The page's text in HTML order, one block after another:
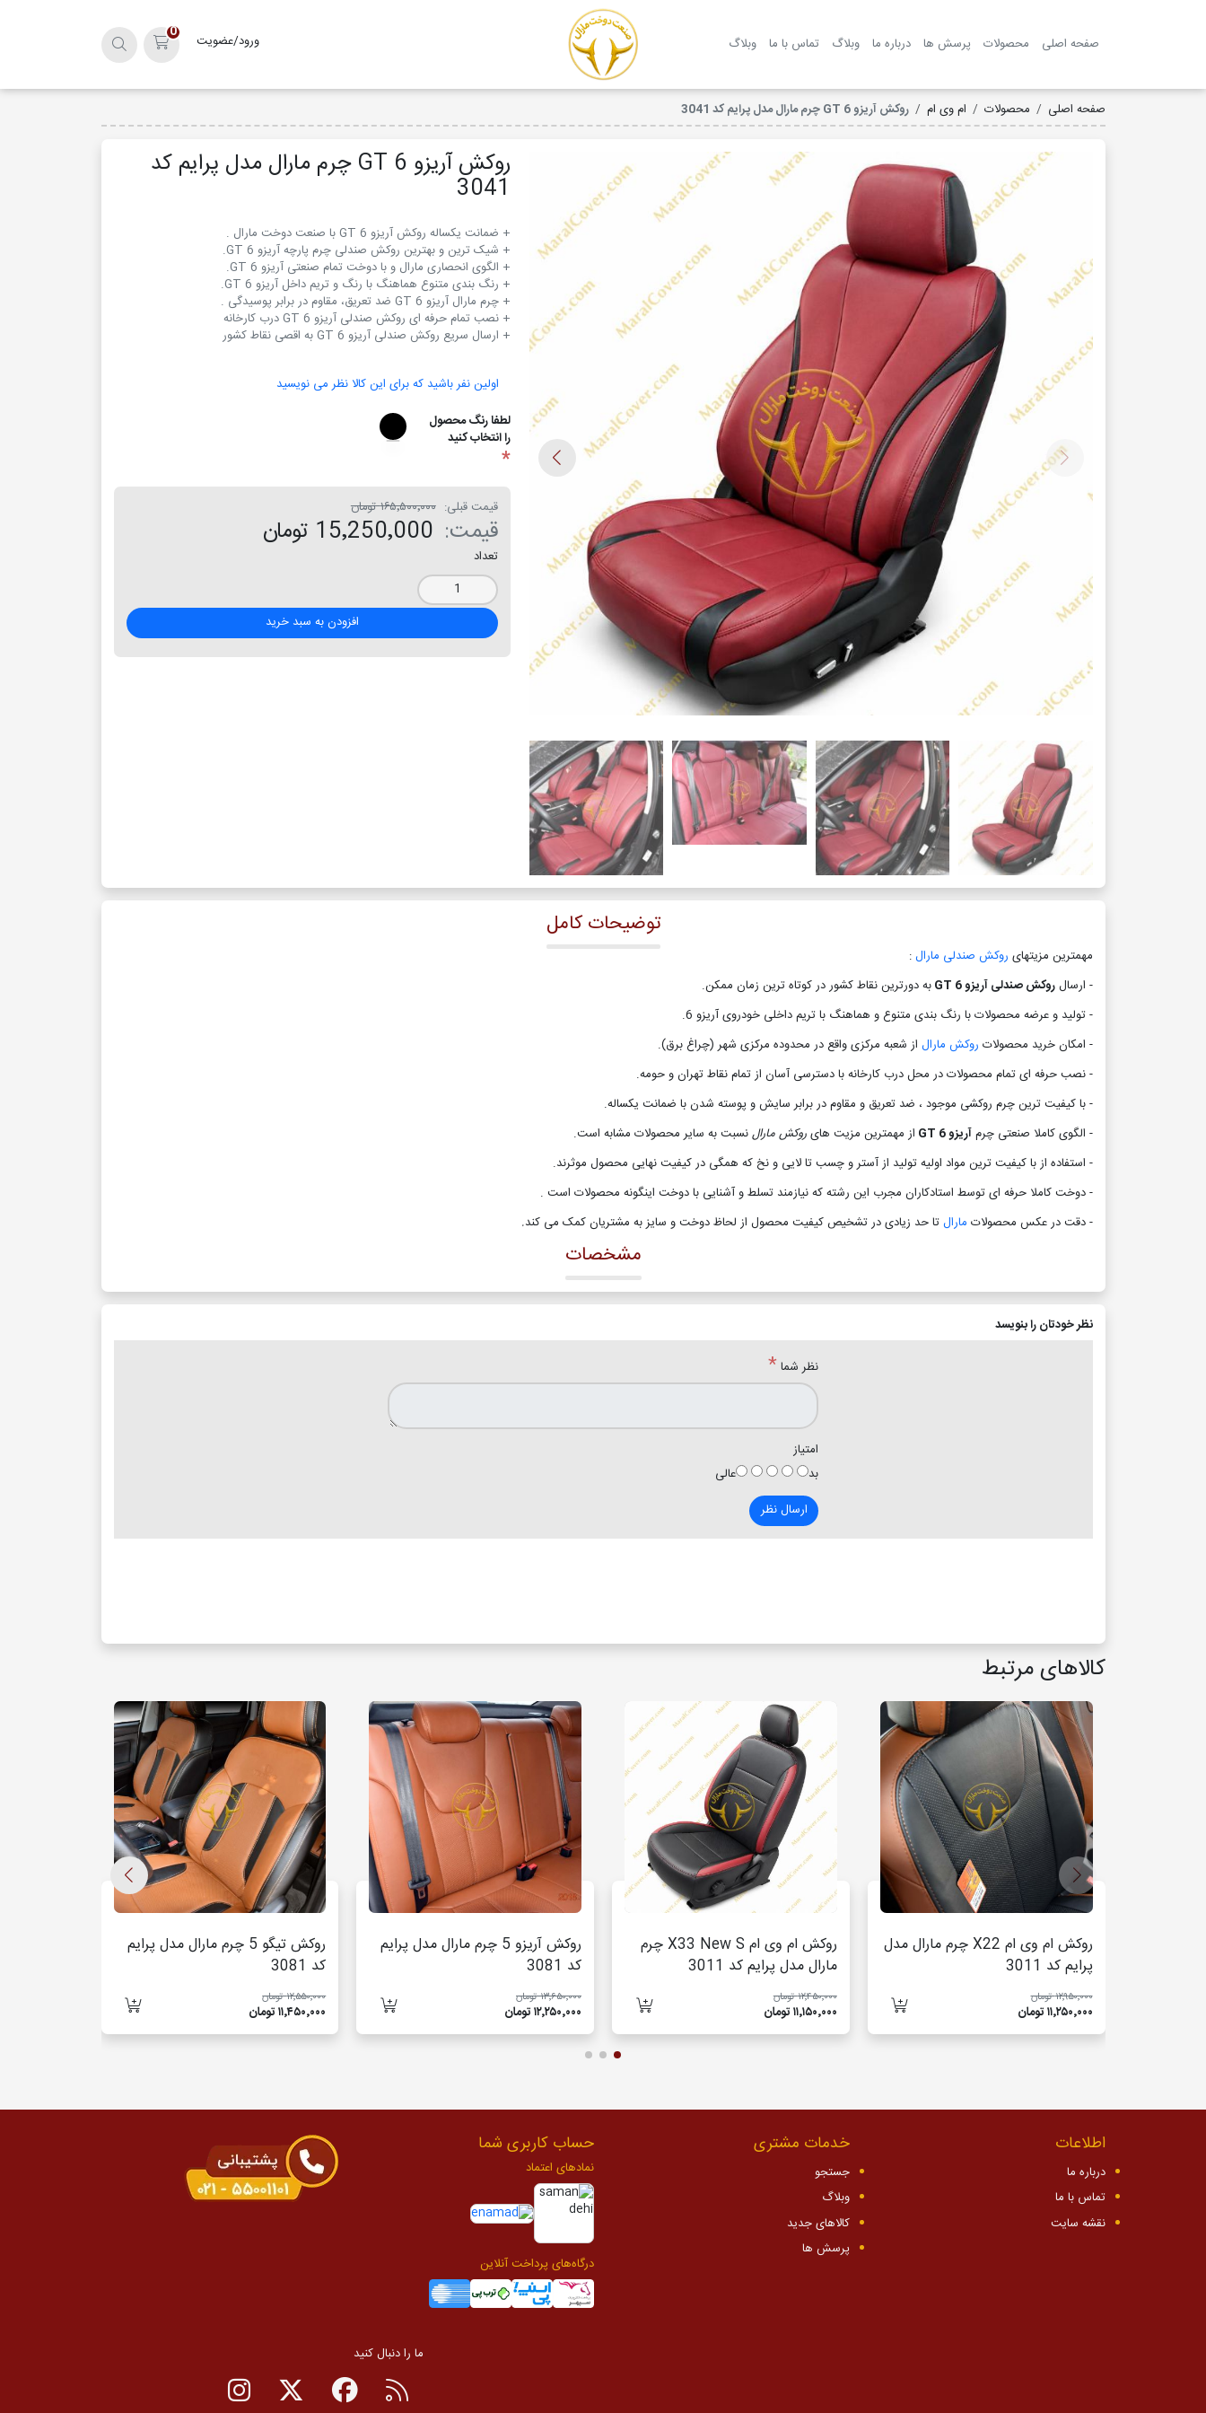
صفحه اصلی محصولات پرسش ها درباره ما وبلاگ تماس با ما وبلاگ
ورود/عضویت
سبد خرید
0
صفحه اصلی محصولات ام وی ام روکش آریزو 6 GT چرم مارال مدل پرایم کد 3041
روکش آریزو 6 GT چرم مارال مدل پرایم کد
3041
+ ارسال سریع روکش صندلی آریزو 6 GT به اقصی نقاط کشور
اولین نفر باشید که برای این کالا نظر می نویسید
لطفا رنگ محصول
را انتخاب کنید
*
قیمت قبلی: ۱۶۵٬۵۰۰٬۰۰۰ تومان
قیمت: 15٬250٬000 تومان
تعداد
افزودن به سبد خرید
توضیحات کامل
مهمترین مزیتهای روکش صندلی مارال:
- ارسالروکش صندلی آریزو 6 GT
به دورترین نقاط کشور در کوتاه ترین زمان ممکن.
- تولید و عرضه محصولات با رنگ بندی متنوع و هماهنگ با تریم داخلی خودروی آریزو 6.
- امکان خرید محصولات روکش مارال از شعبه مرکزی واقع در محدوده مرکزی شهر (چراغ برق).
- نصب حرفه ای تمام محصولات در محل درب کارخانه با دسترسی آسان از تمام نقاط تهران و حومه.
- با کیفیت ترین چرم روکشی موجود ، ضد تعریق و مقاوم در برابر سایش و پوسته شدن با ضمانت یکساله.
- الگوی کاملا صنعتی چرمآریزو 6 GT از مهمترین مزیت هایروکش مارالنسبت به سایر محصولات مشابه است.
- استفاده از با کیفیت ترین مواد اولیه تولید از آستر و چسب تا لایی و نخ که همگی در کیفیت نهایی محصول موثرند.
- دوخت کاملا حرفه ای توسط استادکاران مجرب این رشته که نیازمند تسلط و آشنایی با دوخت اینگونه محصولات است .
- دقت در عکس محصولات مارالتا حد زیادی در تشخیص کیفیت محصول از لحاظ دوخت و سایز به مشتریان کمک می کند.
مشخصات
نظر خودتان را بنویسد
نظر شما*
امتیاز
بد
عالی
ارسال نظر
کالاهای مرتبط
روکش ام وی ام X22 چرم مارال مدل
پرایم کد 3011
۱۲٬۹۵۰٬۰۰۰ تومان
۱۱٬۲۵۰٬۰۰۰ تومان
روکش ام وی ام X33 New S چرم
مارال مدل پرایم کد 3011
۱۲٬۴۵۰٬۰۰۰ تومان
۱۱٬۱۵۰٬۰۰۰ تومان
روکش آریزو 5 چرم مارال مدل پرایم
کد 3081
۱۳٬۶۵۰٬۰۰۰ تومان
۱۲٬۲۵۰٬۰۰۰ تومان
روکش تیگو 5 چرم مارال مدل پرایم
کد 3081
۱۲٬۵۵۰٬۰۰۰ تومان
۱۱٬۴۵۰٬۰۰۰ تومان
اطلاعات
درباره ما
تماس با ما
نقشه سایت
خدمات مشتری
جستجو
وبلاگ
کالاهای جدید
پرسش ها
حساب کاربری شما
نمادهای اعتماد
درگاه‌های پرداخت آنلاین
ما را دنبال کنید
RSSصفحه فیسبوک
صفحه تویتر
صفحه اینستاگرام